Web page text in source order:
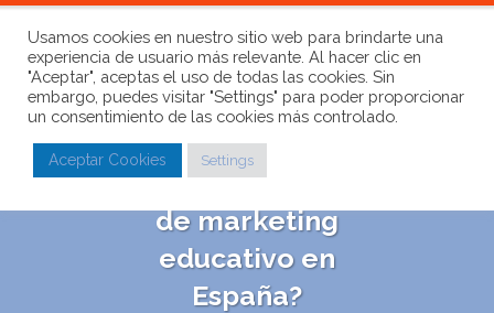
¿Cuáles son las
mejores agencias
de marketing
educativo en
España?
Usamos cookies en nuestro sitio web para brindarte una
experiencia de usuario más relevante. Al hacer clic en
"Aceptar", aceptas el uso de todas las cookies. Sin
embargo, puedes visitar "Settings" para poder proporcionar
un consentimiento de las cookies más controlado.
Aceptar Cookies Settings